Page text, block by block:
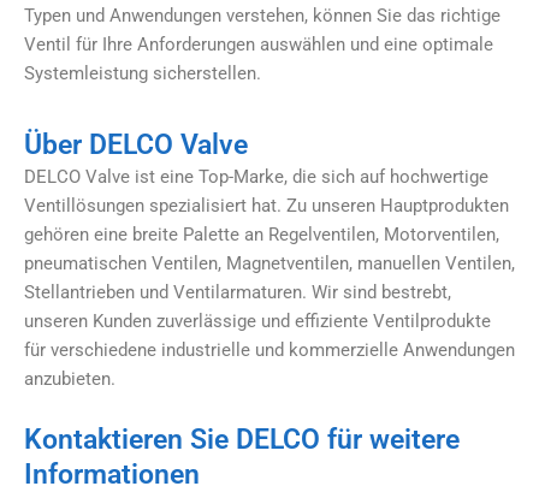
Typen und Anwendungen verstehen, können Sie das richtige
Ventil für Ihre Anforderungen auswählen und eine optimale
Systemleistung sicherstellen.
Über DELCO Valve
DELCO Valve ist eine Top-Marke, die sich auf hochwertige
Ventillösungen spezialisiert hat. Zu unseren Hauptprodukten
gehören eine breite Palette an Regelventilen, Motorventilen,
pneumatischen Ventilen, Magnetventilen, manuellen Ventilen,
Stellantrieben und Ventilarmaturen. Wir sind bestrebt,
unseren Kunden zuverlässige und effiziente Ventilprodukte
für verschiedene industrielle und kommerzielle Anwendungen
anzubieten.
Kontaktieren Sie DELCO für weitere
Informationen